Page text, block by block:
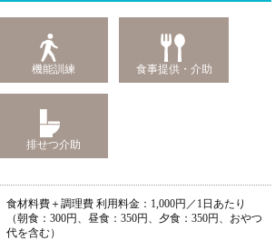
機能訓練 食事提供・介助
排せつ介助
食材料費＋調理費 利用料金：1,000円／1日あたり
（朝食：300円、昼食：350円、夕食：350円、おやつ
代を含む）